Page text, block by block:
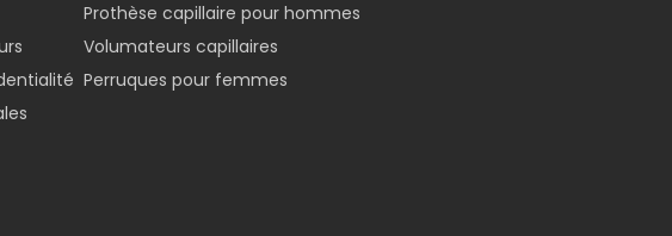
Prothèse capillaire pour hommes
Volumateurs capillaires
Perruques pour femmes